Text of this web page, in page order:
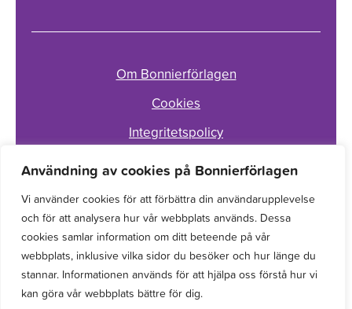
Användning av cookies på Bonnierförlagen
Vi använder cookies för att förbättra din användarupplevelse
och för att analysera hur vår webbplats används. Dessa
cookies samlar information om ditt beteende på vår
webbplats, inklusive vilka sidor du besöker och hur länge du
stannar. Informationen används för att hjälpa oss förstå hur vi
kan göra vår webbplats bättre för dig.
Om Bonnierförlagen
Cookies
Integritetspolicy